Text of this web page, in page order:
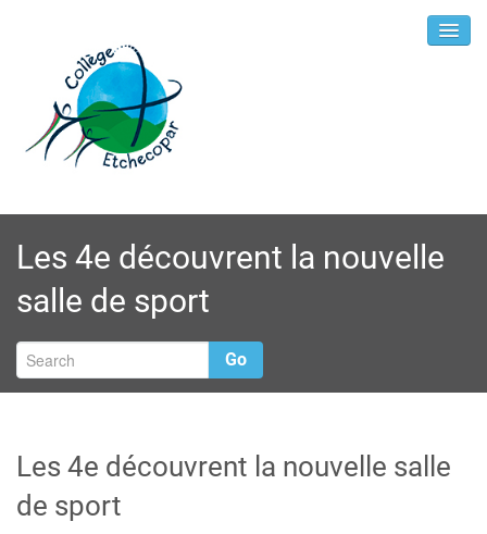
Les 4e découvrent la nouvelle
salle de sport
Go
Les 4e découvrent la nouvelle salle
de sport